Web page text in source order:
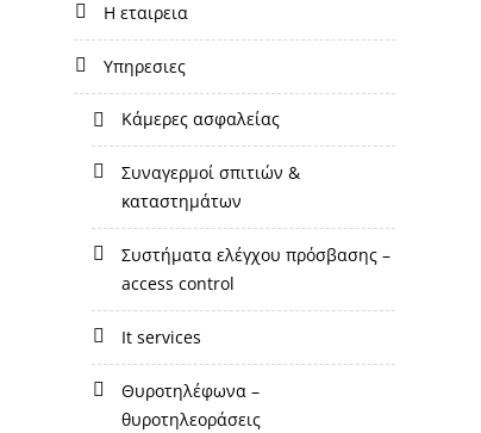
η εταιρεια
υπηρεσιες
κάμερες ασφαλείας
συναγερμοί σπιτιών &
καταστημάτων
συστήματα ελέγχου πρόσβασης –
access control
it services
θυροτηλέφωνα –
θυροτηλεοράσεις